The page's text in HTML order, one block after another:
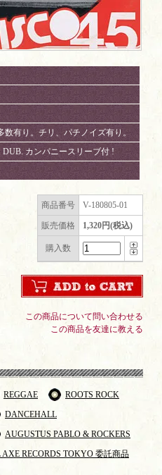
有り。チリ、パチノイズ有り。
カンパニースリーブ付 !
商品番号 V-180805-01
販売価格 1,320円(税込)
購入数
この商品について問い合わせる
この商品を友達に教える
REGGAE
ROOTS ROCK
DANCEHALL
AUGUSTUS PABLO & ROCKERS
RECORDS TOKYO 委託商品